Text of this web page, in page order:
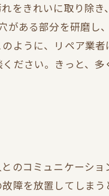
をきれいに取り除き
ある部分を研磨し
ように、リペア業
ださい。きっと、
のコミュニケーショ
障を放置してしまう